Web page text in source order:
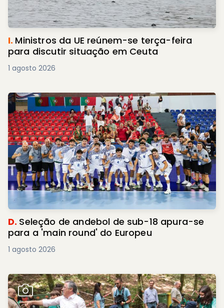
I. Ministros da UE reúnem-se terça-feira
para discutir situação em Ceuta
1 agosto 2026
D. Seleção de andebol de sub-18 apura-se
para a 'main round' do Europeu
1 agosto 2026